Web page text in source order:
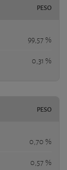
PESO
99,57 %
0,31 %
PESO
0,70 %
0,57 %